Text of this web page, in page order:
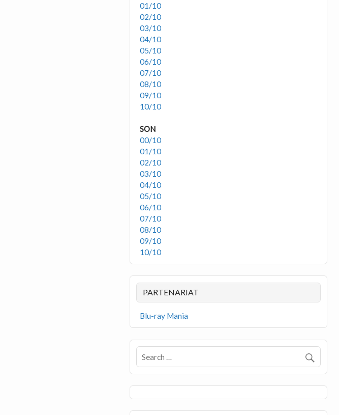
01/10
02/10
03/10
04/10
05/10
06/10
07/10
08/10
09/10
10/10
SON
00/10
01/10
02/10
03/10
04/10
05/10
06/10
07/10
08/10
09/10
10/10
PARTENARIAT
Blu-ray Mania